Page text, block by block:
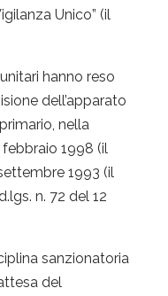
Unico” (il
hanno reso
dell’apparato
nella
1998 (il
1993 (il
n. 72 del 12
sanzionatoria
del